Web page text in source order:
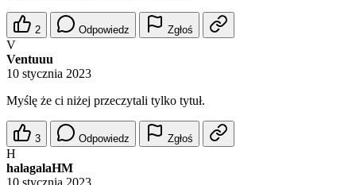
2 Odpowiedz Zgłoś
V
Ventuuu
10 stycznia 2023
Myślę że ci niżej przeczytali tylko tytuł.
3 Odpowiedz Zgłoś
H
halagalaHM
10 stycznia 2023